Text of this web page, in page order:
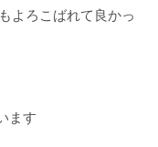
よろこばれて良かっ
ます